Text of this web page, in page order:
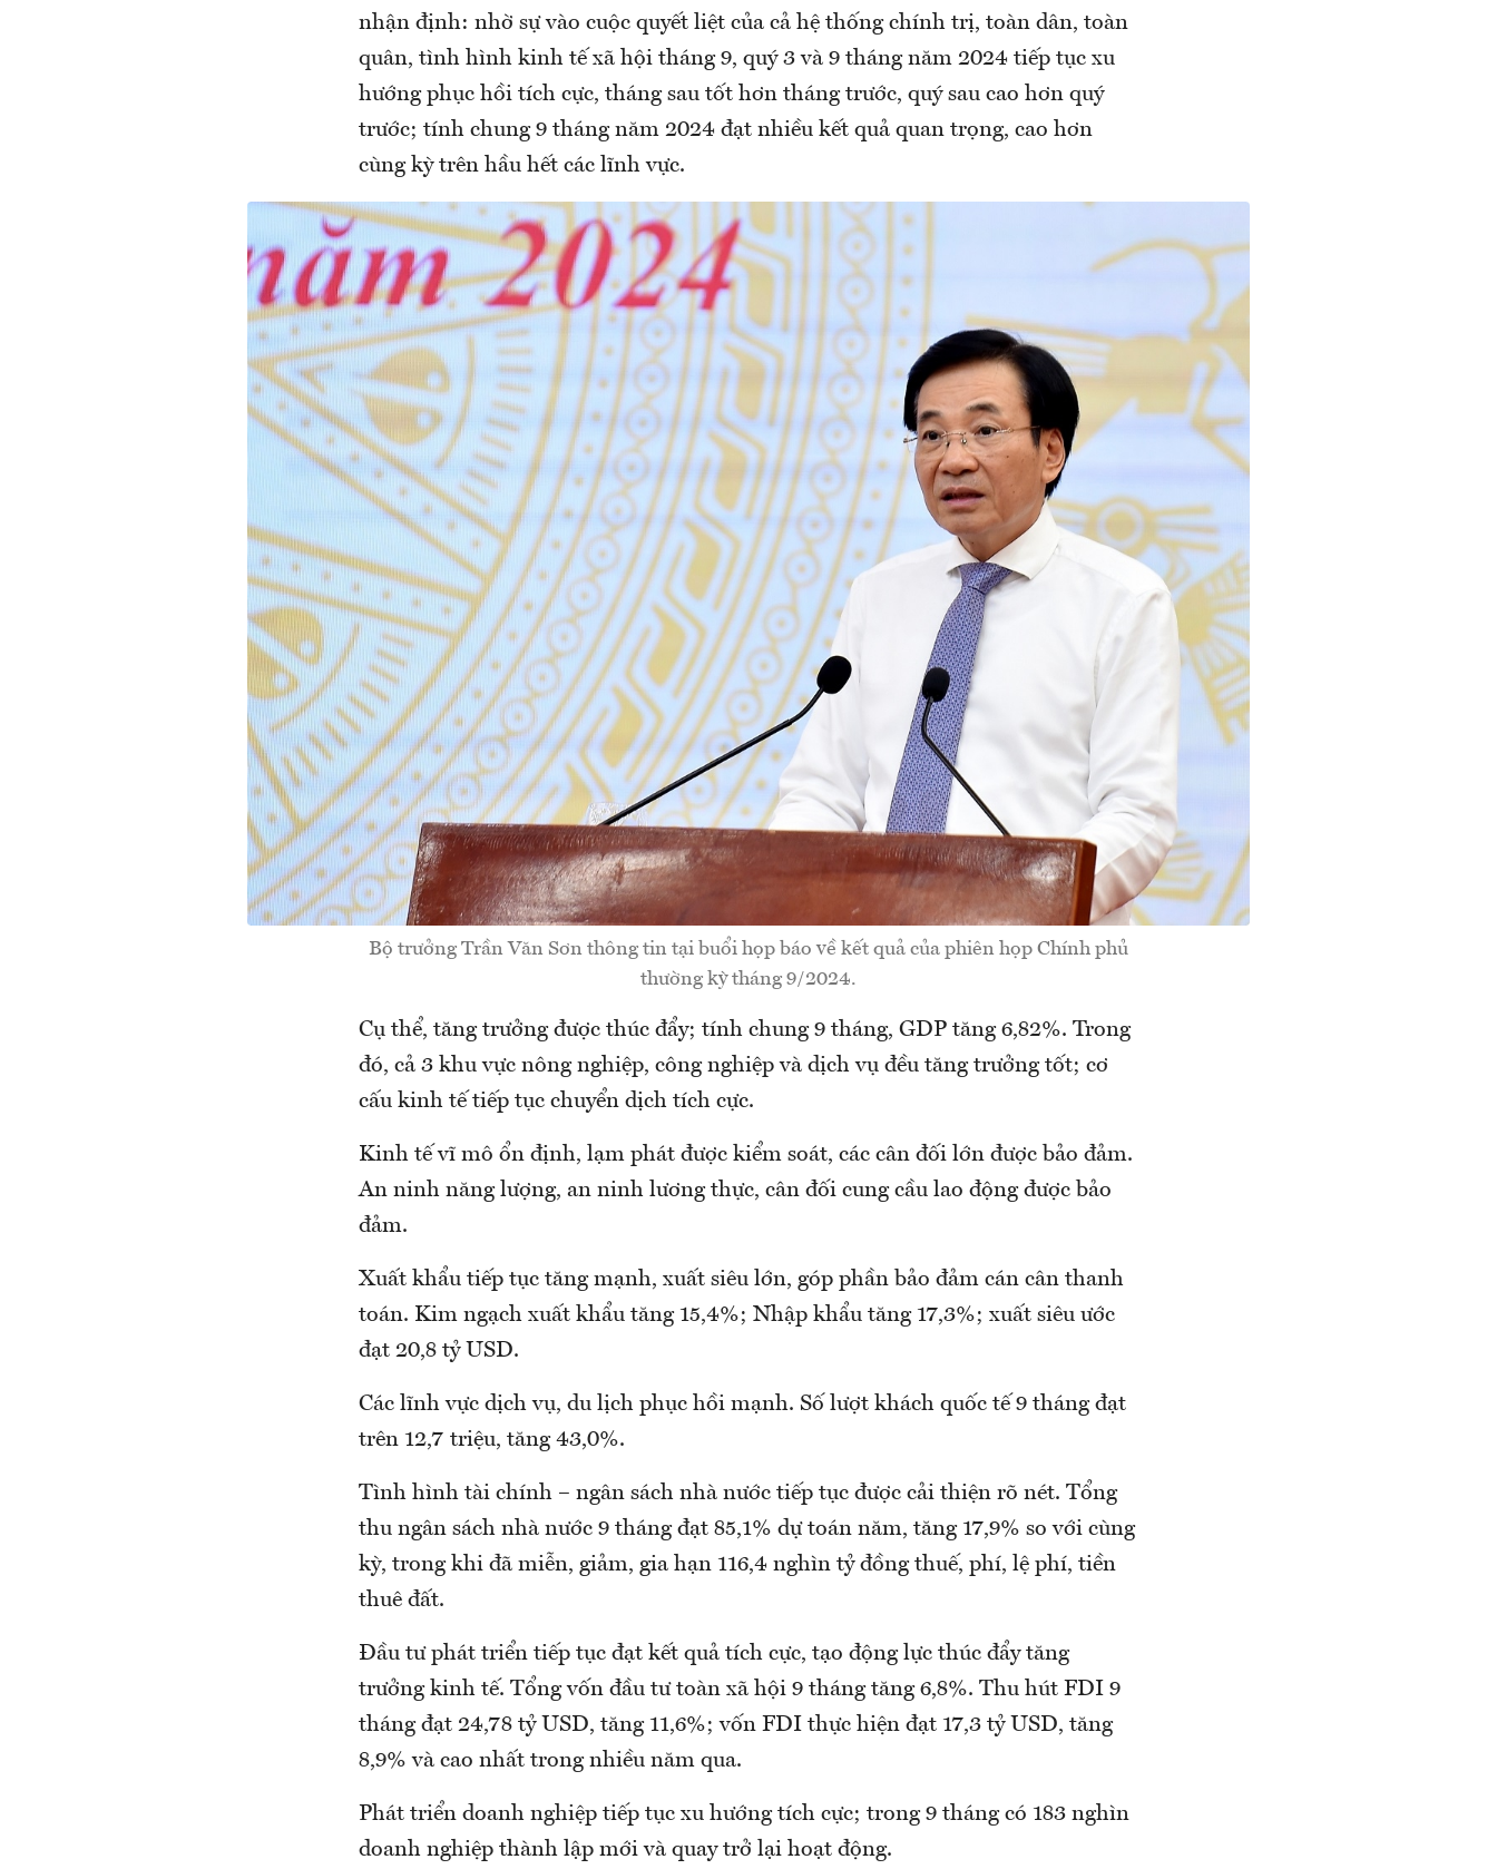
nhận định: nhờ sự vào cuộc quyết liệt của cả hệ thống chính trị, toàn dân, toàn
quân, tình hình kinh tế xã hội tháng 9, quý 3 và 9 tháng năm 2024 tiếp tục xu
hướng phục hồi tích cực, tháng sau tốt hơn tháng trước, quý sau cao hơn quý
trước; tính chung 9 tháng năm 2024 đạt nhiều kết quả quan trọng, cao hơn
cùng kỳ trên hầu hết các lĩnh vực.
Bộ trưởng Trần Văn Sơn thông tin tại buổi họp báo về kết quả của phiên họp Chính phủ
thường kỳ tháng 9/2024.
Cụ thể, tăng trưởng được thúc đẩy; tính chung 9 tháng, GDP tăng 6,82%. Trong
đó, cả 3 khu vực nông nghiệp, công nghiệp và dịch vụ đều tăng trưởng tốt; cơ
cấu kinh tế tiếp tục chuyển dịch tích cực.
Kinh tế vĩ mô ổn định, lạm phát được kiểm soát, các cân đối lớn được bảo đảm.
An ninh năng lượng, an ninh lương thực, cân đối cung cầu lao động được bảo
đảm.
Xuất khẩu tiếp tục tăng mạnh, xuất siêu lớn, góp phần bảo đảm cán cân thanh
toán. Kim ngạch xuất khẩu tăng 15,4%; Nhập khẩu tăng 17,3%; xuất siêu ước
đạt 20,8 tỷ USD.
Các lĩnh vực dịch vụ, du lịch phục hồi mạnh. Số lượt khách quốc tế 9 tháng đạt
trên 12,7 triệu, tăng 43,0%.
Tình hình tài chính – ngân sách nhà nước tiếp tục được cải thiện rõ nét. Tổng
thu ngân sách nhà nước 9 tháng đạt 85,1% dự toán năm, tăng 17,9% so với cùng
kỳ, trong khi đã miễn, giảm, gia hạn 116,4 nghìn tỷ đồng thuế, phí, lệ phí, tiền
thuê đất.
Đầu tư phát triển tiếp tục đạt kết quả tích cực, tạo động lực thúc đẩy tăng
trưởng kinh tế. Tổng vốn đầu tư toàn xã hội 9 tháng tăng 6,8%. Thu hút FDI 9
tháng đạt 24,78 tỷ USD, tăng 11,6%; vốn FDI thực hiện đạt 17,3 tỷ USD, tăng
8,9% và cao nhất trong nhiều năm qua.
Phát triển doanh nghiệp tiếp tục xu hướng tích cực; trong 9 tháng có 183 nghìn
doanh nghiệp thành lập mới và quay trở lại hoạt động.